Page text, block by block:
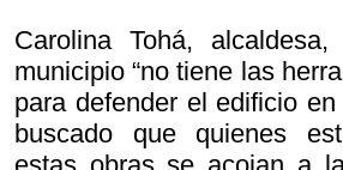
Carolina Tohá,
municipio “no tiene las
para defender el edificio
buscado que quienes